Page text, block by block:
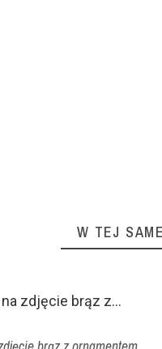
W TEJ